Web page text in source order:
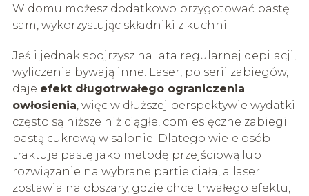
W domu możesz dodatkowo przygotować pastę
sam, wykorzystując składniki z kuchni.
Jeśli jednak spojrzysz na lata regularnej depilacji,
wyliczenia bywają inne. Laser, po serii zabiegów,
daje efekt długotrwałego ograniczenia
owłosienia, więc w dłuższej perspektywie wydatki
często są niższe niż ciągłe, comiesięczne zabiegi
pastą cukrową w salonie. Dlatego wiele osób
traktuje pastę jako metodę przejściową lub
rozwiązanie na wybrane partie ciała, a laser
zostawia na obszary, gdzie chce trwałego efektu,